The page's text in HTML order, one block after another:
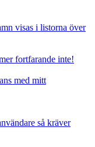
visas i listorna över
fortfarande inte!
med mitt
så kräver